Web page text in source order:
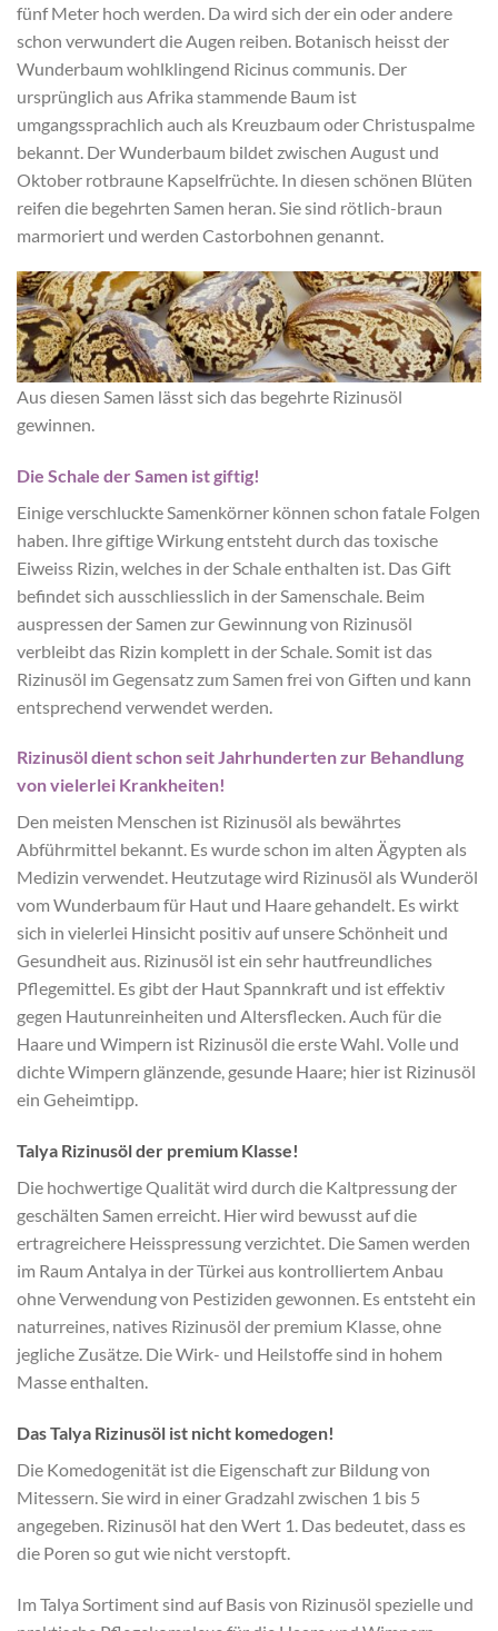
fünf Meter hoch werden. Da wird sich der ein oder andere
schon verwundert die Augen reiben. Botanisch heisst der
Wunderbaum wohlklingend Ricinus communis. Der
ursprünglich aus Afrika stammende Baum ist
umgangssprachlich auch als Kreuzbaum oder Christuspalme
bekannt. Der Wunderbaum bildet zwischen August und
Oktober rotbraune Kapselfrüchte. In diesen schönen Blüten
reifen die begehrten Samen heran. Sie sind rötlich-braun
marmoriert und werden Castorbohnen genannt.
Aus diesen Samen lässt sich das begehrte Rizinusöl
gewinnen.
Die Schale der Samen ist giftig!
Einige verschluckte Samenkörner können schon fatale Folgen
haben. Ihre giftige Wirkung entsteht durch das toxische
Eiweiss Rizin, welches in der Schale enthalten ist. Das Gift
befindet sich ausschliesslich in der Samenschale. Beim
auspressen der Samen zur Gewinnung von Rizinusöl
verbleibt das Rizin komplett in der Schale. Somit ist das
Rizinusöl im Gegensatz zum Samen frei von Giften und kann
entsprechend verwendet werden.
Rizinusöl dient schon seit Jahrhunderten zur Behandlung
von vielerlei Krankheiten!
Den meisten Menschen ist Rizinusöl als bewährtes
Abführmittel bekannt. Es wurde schon im alten Ägypten als
Medizin verwendet. Heutzutage wird Rizinusöl als Wunderöl
vom Wunderbaum für Haut und Haare gehandelt. Es wirkt
sich in vielerlei Hinsicht positiv auf unsere Schönheit und
Gesundheit aus. Rizinusöl ist ein sehr hautfreundliches
Pflegemittel. Es gibt der Haut Spannkraft und ist effektiv
gegen Hautunreinheiten und Altersflecken. Auch für die
Haare und Wimpern ist Rizinusöl die erste Wahl. Volle und
dichte Wimpern glänzende, gesunde Haare; hier ist Rizinusöl
ein Geheimtipp.
Talya Rizinusöl der premium Klasse!
Die hochwertige Qualität wird durch die Kaltpressung der
geschälten Samen erreicht. Hier wird bewusst auf die
ertragreichere Heisspressung verzichtet. Die Samen werden
im Raum Antalya in der Türkei aus kontrolliertem Anbau
ohne Verwendung von Pestiziden gewonnen. Es entsteht ein
naturreines, natives Rizinusöl der premium Klasse, ohne
jegliche Zusätze. Die Wirk- und Heilstoffe sind in hohem
Masse enthalten.
Das Talya Rizinusöl ist nicht komedogen!
Die Komedogenität ist die Eigenschaft zur Bildung von
Mitessern. Sie wird in einer Gradzahl zwischen 1 bis 5
angegeben. Rizinusöl hat den Wert 1. Das bedeutet, dass es
die Poren so gut wie nicht verstopft.
Im Talya Sortiment sind auf Basis von Rizinusöl spezielle und